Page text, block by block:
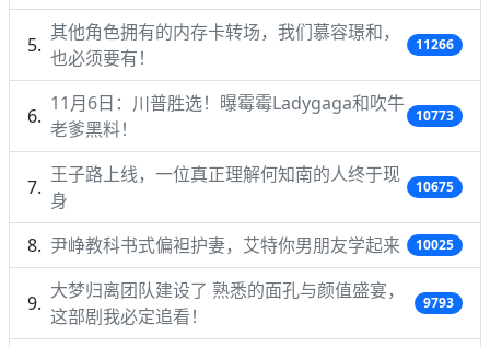
其他角色拥有的内存卡转场，我们慕容璟和，
也必须要有！
11266
11月6日：川普胜选！曝霉霉Ladygaga和吹牛
老爹黑料！
10773
王子路上线，一位真正理解何知南的人终于现
身
10675
尹峥教科书式偏袒护妻，艾特你男朋友学起来 10025
大梦归离团队建设了 熟悉的面孔与颜值盛宴，
这部剧我必定追看！
9793